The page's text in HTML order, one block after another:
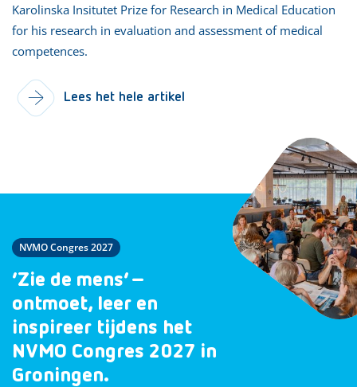
Karolinska Insitutet Prize for Research in Medical Education
for his research in evaluation and assessment of medical
competences.
Lees het hele artikel
NVMO Congres 2027
‘Zie de mens’ –
ontmoet, leer en
inspireer tijdens het
NVMO Congres 2027 in
Groningen.